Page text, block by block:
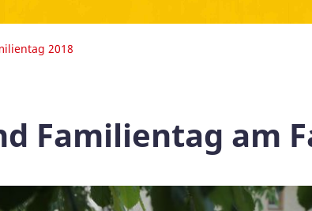
2018
Familientag am